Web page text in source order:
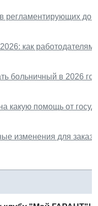
регламентирующих
как работодателям
больничный в 2026
какую помощь от
изменения для